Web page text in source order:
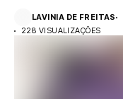
LAVINIA DE FREITAS
228 VISUALIZAÇÕES